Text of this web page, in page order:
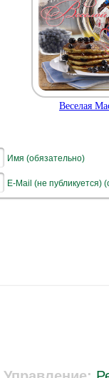
Веселая
Имя (обязательно)
E-Mail (не публикуется)